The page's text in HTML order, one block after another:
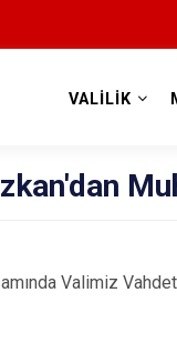
VALİLİK
Valimiz